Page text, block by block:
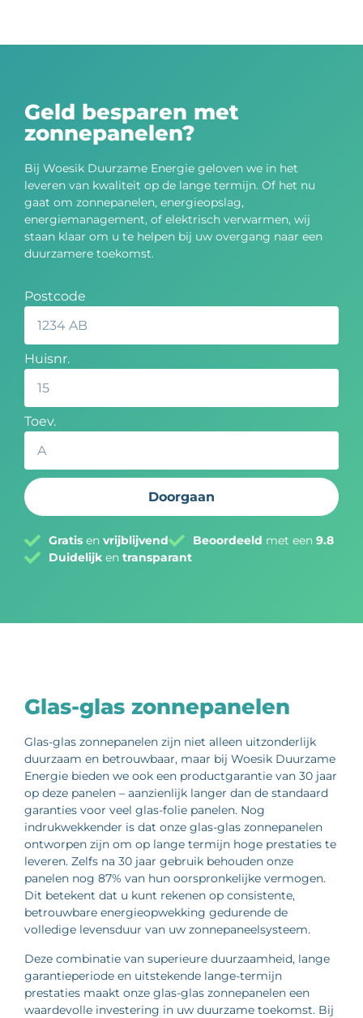
Geld besparen met
zonnepanelen?
Bij Woesik Duurzame Energie geloven we in het
leveren van kwaliteit op de lange termijn. Of het nu
gaat om zonnepanelen, energieopslag,
energiemanagement, of elektrisch verwarmen, wij
staan klaar om u te helpen bij uw overgang naar een
duurzamere toekomst.
Postcode
Huisnr.
Toev.
Doorgaan
Gratis en vrijblijvend Beoordeeld met een 9.8
Duidelijk en transparant
Glas-glas zonnepanelen
Glas-glas zonnepanelen zijn niet alleen uitzonderlijk
duurzaam en betrouwbaar, maar bij Woesik Duurzame
Energie bieden we ook een productgarantie van 30 jaar
op deze panelen – aanzienlijk langer dan de standaard
garanties voor veel glas-folie panelen. Nog
indrukwekkender is dat onze glas-glas zonnepanelen
ontworpen zijn om op lange termijn hoge prestaties te
leveren. Zelfs na 30 jaar gebruik behouden onze
panelen nog 87% van hun oorspronkelijke vermogen.
Dit betekent dat u kunt rekenen op consistente,
betrouwbare energieopwekking gedurende de
volledige levensduur van uw zonnepaneelsysteem.
Deze combinatie van superieure duurzaamheid, lange
garantieperiode en uitstekende lange-termijn
prestaties maakt onze glas-glas zonnepanelen een
waardevolle investering in uw duurzame toekomst. Bij